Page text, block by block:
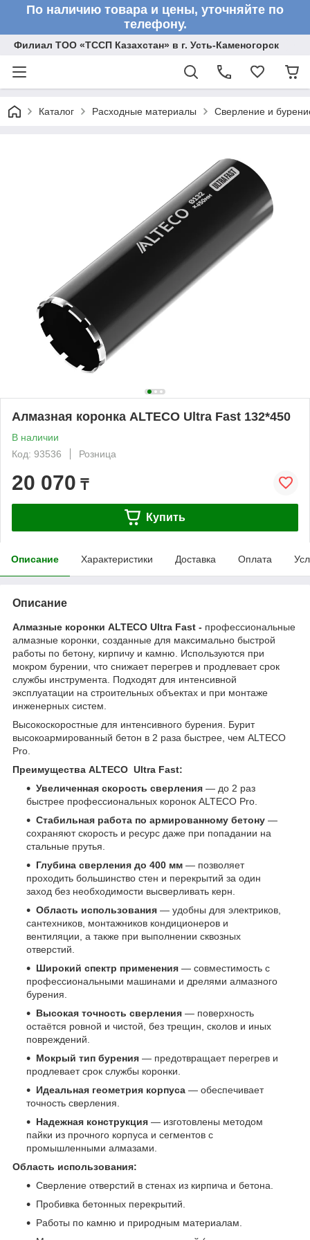
По наличию товара и цены, уточняйте по
телефону.
Филиал ТОО «ТССП Казахстан» в г. Усть-Каменогорск
Каталог Расходные материалы Сверление и
Алмазная коронка ALTECO Ultra Fast 132*450
В наличии
Код: 93536
Розница
20 070 ₸
Купить
Описание Характеристики Доставка Оплата
Описание
Алмазные коронки ALTECO Ultra Fast - профессиональные
алмазные коронки, созданные для максимально быстрой
работы по бетону, кирпичу и камню. Используются при
мокром бурении, что снижает перегрев и продлевает срок
службы инструмента. Подходят для интенсивной
эксплуатации на строительных объектах и при монтаже
инженерных систем.
Высокоскоростные для интенсивного бурения. Бурит
высокоармированный бетон в 2 раза быстрее, чем ALTECO
Pro.
Преимущества ALTECO Ultra Fast:
Увеличенная скорость сверления — до 2 раз
быстрее профессиональных коронок ALTECO Pro.
Стабильная работа по армированному бетону —
сохраняют скорость и ресурс даже при попадании на
стальные прутья.
Глубина сверления до 400 мм — позволяет
проходить большинство стен и перекрытий за один
заход без необходимости высверливать керн.
Область использования — удобны для электриков,
сантехников, монтажников кондиционеров и
вентиляции, а также при выполнении сквозных
отверстий.
Широкий спектр применения — совместимость с
профессиональными машинами и дрелями алмазного
бурения.
Высокая точность сверления — поверхность
остаётся ровной и чистой, без трещин, сколов и иных
повреждений.
Мокрый тип бурения — предотвращает перегрев и
продлевает срок службы коронки.
Идеальная геометрия корпуса — обеспечивает
точность сверления.
Надежная конструкция — изготовлены методом
пайки из прочного корпуса и сегментов с
промышленными алмазами.
Область использования:
Сверление отверстий в стенах из кирпича и бетона.
Пробивка бетонных перекрытий.
Работы по камню и природным материалам.